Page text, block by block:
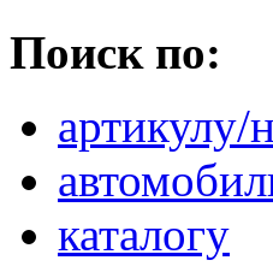
Поиск по:
артикулу/
каталогу